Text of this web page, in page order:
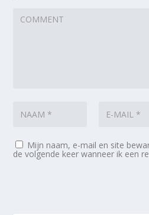
Mijn naam, e-mail en site
de volgende keer wanneer ik een